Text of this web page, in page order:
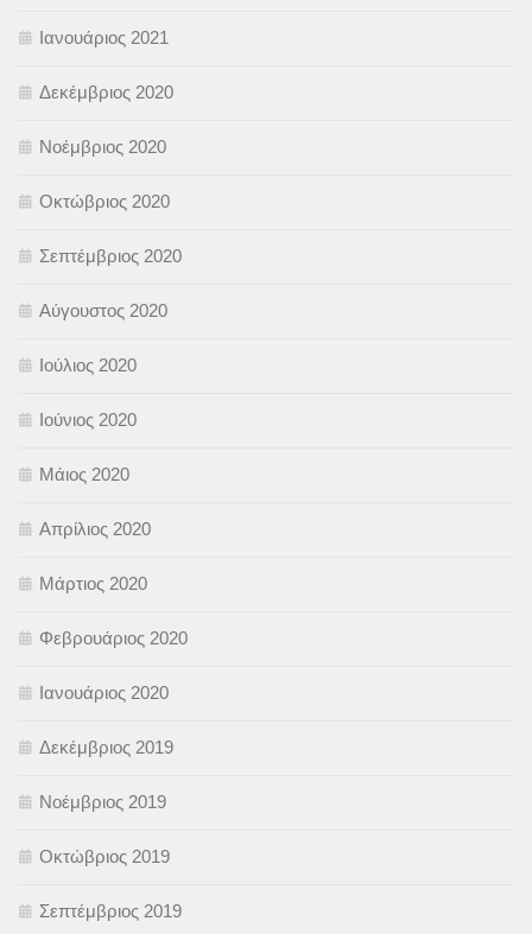
Ιανουάριος 2021
Δεκέμβριος 2020
Νοέμβριος 2020
Οκτώβριος 2020
Σεπτέμβριος 2020
Αύγουστος 2020
Ιούλιος 2020
Ιούνιος 2020
Μάιος 2020
Απρίλιος 2020
Μάρτιος 2020
Φεβρουάριος 2020
Ιανουάριος 2020
Δεκέμβριος 2019
Νοέμβριος 2019
Οκτώβριος 2019
Σεπτέμβριος 2019